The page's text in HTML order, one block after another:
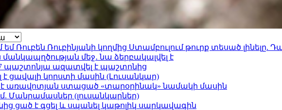
Ռուբինյանի կողմից Ստամբուլում թուրք տեսած լինելը.
մեջ․ նա ձերբակալվել է
7 պաշտոնյա ազատվել է պաշտոնից
է ցավալի կորստի մասին (Լուսանկար)
է առավոտյան ստացած «տարօրինակ» նամակի մասին
Մանրամասներ (լուսանկարներ)
ցած է գցել և սպանել կաթոլիկ սարկավագին